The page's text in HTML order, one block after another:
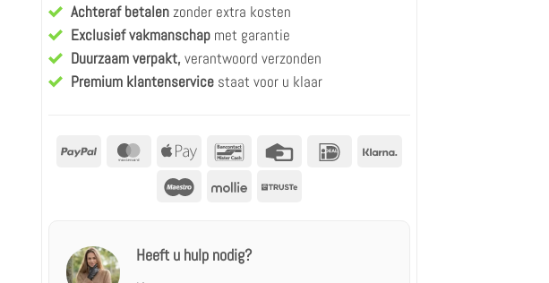
Achteraf betalenzonder extra kosten
Exclusief vakmanschap met garantie
Duurzaam verpakt,verantwoord verzonden
Premium klantenservice staat voor u klaar
PayPal MasterCard
Apple
BancontactCreditcard IDeal
Klarna
MaestroMollie Truste
Heeft u hulp nodig?